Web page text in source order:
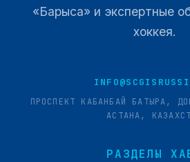
«Барыса» и экспертные
хоккея.
ПРОСПЕКТ КАБАНБАЙ БАТЫРА,
АСТАНА,
РАЗДЕЛЫ